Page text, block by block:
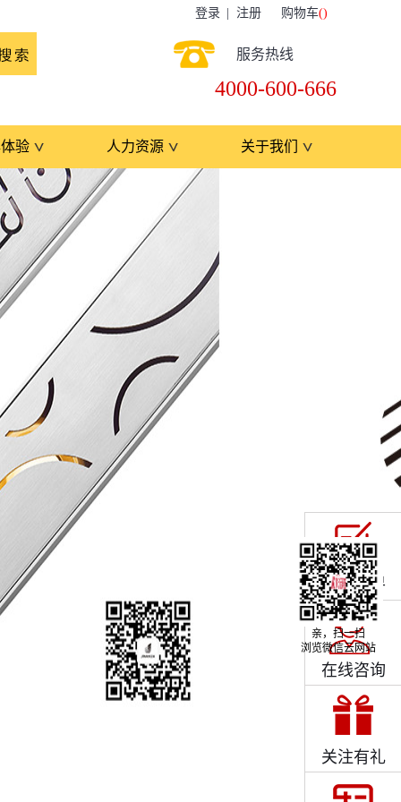
购物车()
登录 注册
服务热线
4000-600-666
验 人力资源 关于我们
快速下单
在线咨询
关注有礼
亲，扫一扫
浏览微信云网站